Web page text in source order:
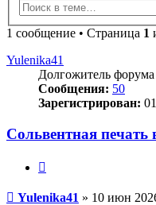
1 сообщение • Страница 1
Yulenika41
Долгожитель форума
Сообщения: 50
Зарегистрирован:
Сольвентная печать
Сообщение
Yulenika41 » 10 июн